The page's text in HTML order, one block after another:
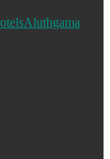
Aluthgama